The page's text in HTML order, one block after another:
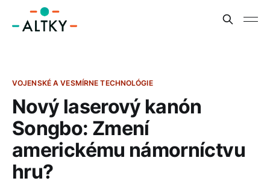
VOJENSKÉ A VESMÍRNE TECHNOLÓGIE
Nový laserový kanón
Songbo: Zmení
americkému námorníctvu
hru?